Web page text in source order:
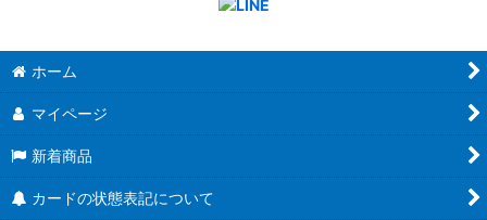
ホーム
マイページ
新着商品
カードの状態表記について